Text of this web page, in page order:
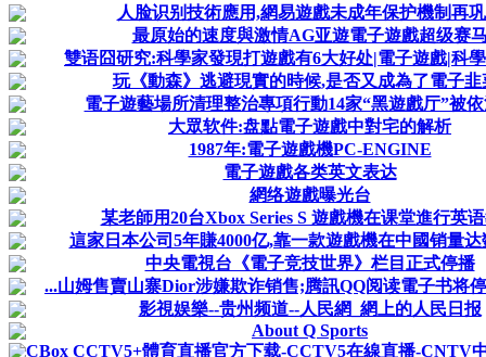
人脸识别技術應用,網易遊戲未成年保护機制再
最原始的速度與激情AG亚遊電子遊戲超级赛
雙语囧研究:科學家發現打遊戲有6大好处|電子遊戲|科
玩《動森》逃避現實的時候,是否又成為了電子韭
電子遊藝場所清理整治專項行動14家“黑遊戲厅”被
大眾软件:盘點電子遊戲中對宅的解析
1987年:電子遊戲機PC-ENGINE
電子遊戲各类英文表达
網络遊戲曝光台
某老師用20台Xbox Series S 遊戲機在课堂進行英
這家日本公司5年賺4000亿,靠一款遊戲機在中國销量
中央電視台《電子竞技世界》栏目正式停播
...山姆售賣山寨Dior涉嫌欺诈销售;腾訊QQ阅读電子书将
影視娱樂--贵州频道--人民網_網上的人民日报
About Q Sports
CBox CCTV5+體育直播官方下载-CCTV5在線直播-CNTV